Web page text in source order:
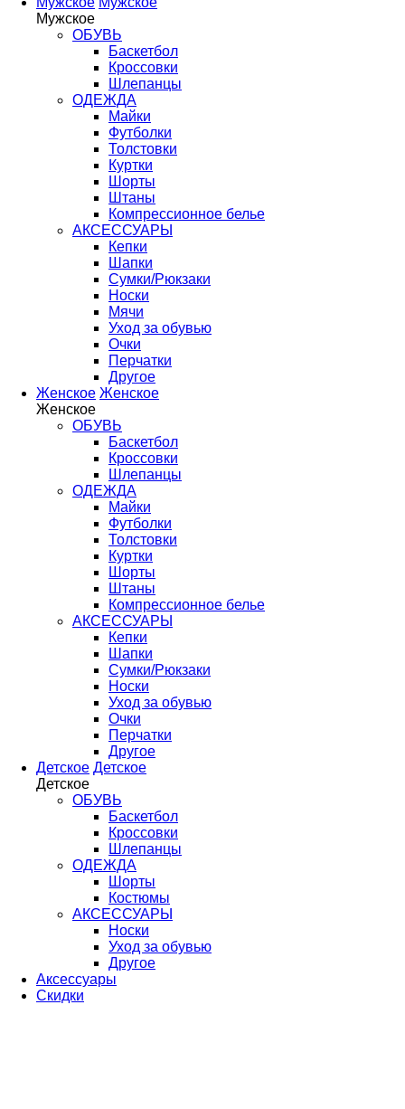
Мужское
ОБУВЬ
Баскетбол
Кроссовки
Шлепанцы
ОДЕЖДА
Майки
Футболки
Толстовки
Куртки
Шорты
Штаны
Компрессионное белье
АКСЕССУАРЫ
Кепки
Шапки
Сумки/Рюкзаки
Носки
Мячи
Уход за обувью
Очки
Перчатки
Другое
Женское Женское
Женское
ОБУВЬ
Баскетбол
Кроссовки
Шлепанцы
ОДЕЖДА
Майки
Футболки
Толстовки
Куртки
Шорты
Штаны
Компрессионное белье
АКСЕССУАРЫ
Кепки
Шапки
Сумки/Рюкзаки
Носки
Уход за обувью
Очки
Перчатки
Другое
Детское Детское
Детское
ОБУВЬ
Баскетбол
Кроссовки
Шлепанцы
ОДЕЖДА
Шорты
Костюмы
АКСЕССУАРЫ
Носки
Уход за обувью
Другое
Аксессуары
Скидки